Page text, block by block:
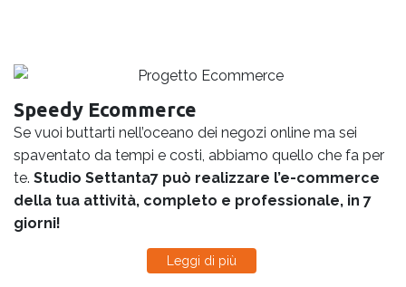
Speedy Ecommerce
Se vuoi buttarti nell’oceano dei negozi online ma sei
spaventato da tempi e costi, abbiamo quello che fa per
te. Studio Settanta7 può realizzare l’e-commerce
della tua attività, completo e professionale, in 7
giorni!
Leggi di più